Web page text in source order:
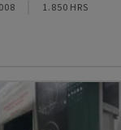
1.850 HRS